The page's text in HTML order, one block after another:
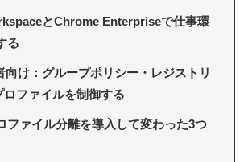
とChrome Enterpriseで仕事環
る
向け：グループポリシー・レジストリ
ファイルを制御する
ファイル分離を導入して変わった3つ